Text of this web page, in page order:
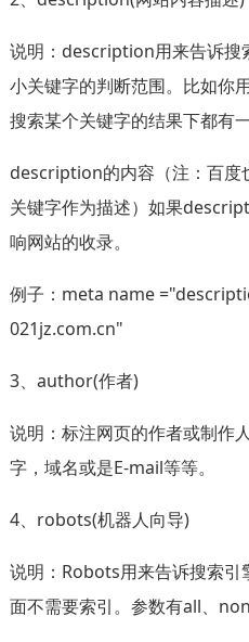
说明：description用来告诉搜
小关键字的判断范围。比如你
搜索某个关键字的结果下都有
description的内容（注：百度
关键字作为描述）如果
响网站的收录。
例子：meta name
021jz.com.cn"
3、author(作者)
说明：标注网页的作者或制作
字，域名或是E-mail等等。
4、robots(机器人向导)
说明：Robots用来告诉搜索引
面不需要索引。参数有all、